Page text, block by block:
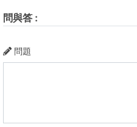
問與答:
問題